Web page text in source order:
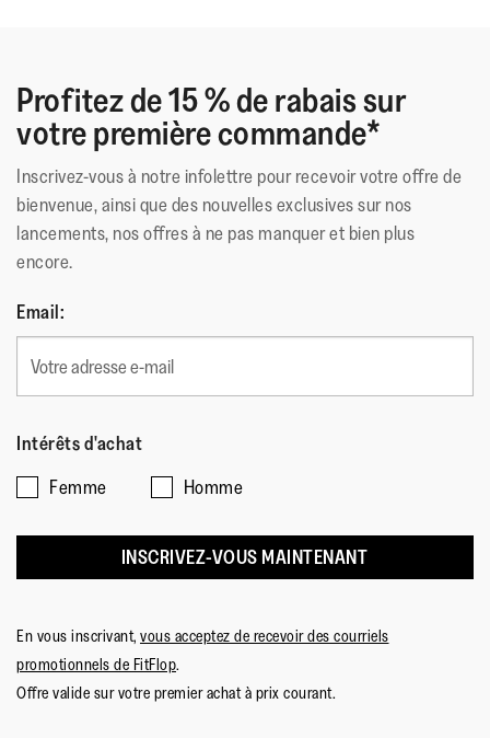
Profitez de 15 % de rabais sur
votre première commande*
Inscrivez-vous à notre infolettre pour recevoir votre offre de
bienvenue, ainsi que des nouvelles exclusives sur nos
lancements, nos offres à ne pas manquer et bien plus
encore.
Email:
Intérêts d'achat
Femme
Homme
INSCRIVEZ-VOUS MAINTENANT
En vous inscrivant, vous acceptez de recevoir des courriels
promotionnels de FitFlop.
Offre valide sur votre premier achat à prix courant.